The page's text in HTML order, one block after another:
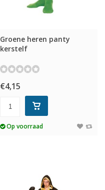
Groene heren panty
kerstelf
€4,15
Op voorraad